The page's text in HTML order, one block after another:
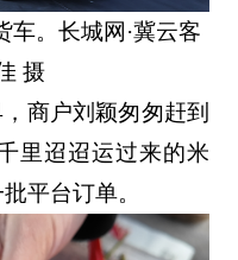
车。长城网·冀云客
摄
商户刘颖匆匆赶到
里迢迢运过来的米
平台订单。